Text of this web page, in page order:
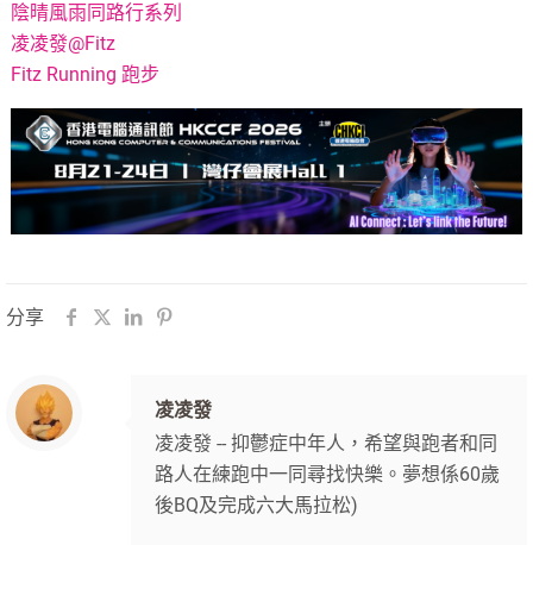
陰晴風雨同路行系列
凌凌發@Fitz
Fitz Running 跑步
分享
凌凌發
凌凌發 -- 抑鬱症中年人，希望與跑者和同
路人在練跑中一同尋找快樂。夢想係60歲
後BQ及完成六大馬拉松)